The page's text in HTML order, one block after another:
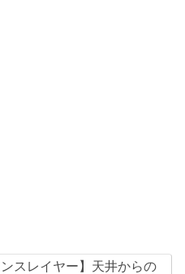
ンスレイヤー】天井からの